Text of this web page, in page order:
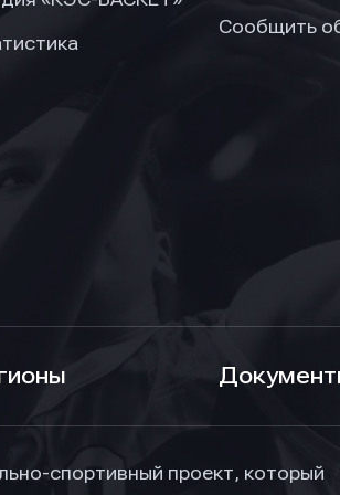
Сообщить
спортивный проект, который